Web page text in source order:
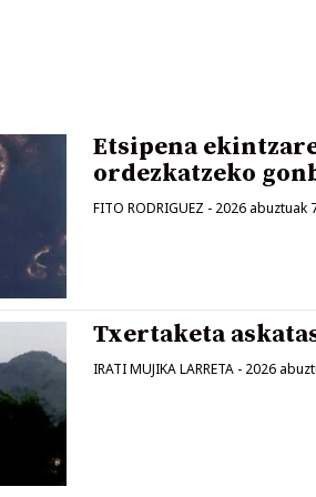
Etsipena
ordezkatzeko
FITO RODRIGUEZ - 2026 abuztuak
Txertaketa
IRATI MUJIKA LARRETA - 2026